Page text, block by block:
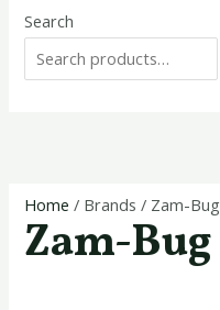
Search
Home / Brands / Zam-Bug
Zam-Bug